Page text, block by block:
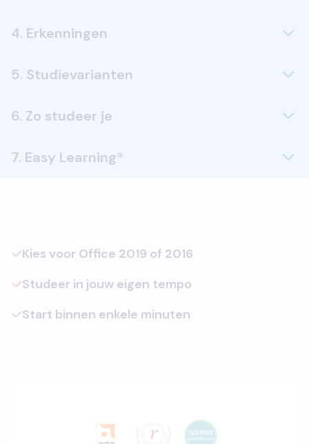
4. Erkenningen
5. Studievarianten
6. Zo studeer je
7. Easy Learning®
Kies voor Office 2019 of 2016
Studeer in jouw eigen tempo
Start binnen enkele minuten